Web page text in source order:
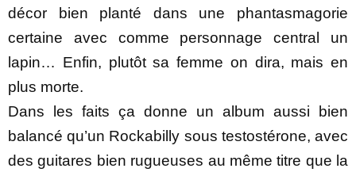
décor bien planté dans une phantasmagorie
certaine avec comme personnage central un
lapin… Enfin, plutôt sa femme on dira, mais en
plus morte.
Dans les faits ça donne un album aussi bien
balancé qu’un Rockabilly sous testostérone, avec
des guitares bien rugueuses au même titre que la